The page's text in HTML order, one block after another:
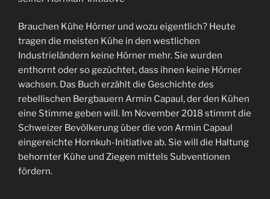
Brauchen Kühe Hörner und wozu eigentlich? Heute
tragen die meisten Kühe in den westlichen
Industrieländern keine Hörner mehr. Sie wurden
enthornt oder so gezüchtet, dass ihnen keine Hörner
wachsen. Das Buch erzählt die Geschichte des
rebellischen Bergbauern Armin Capaul, der den Kühen
eine Stimme geben will. Im November 2018 stimmt die
Schweizer Bevölkerung über die von Armin Capaul
eingereichte Hornkuh-Initiative ab. Sie will die Haltung
behornter Kühe und Ziegen mittels Subventionen
fördern.